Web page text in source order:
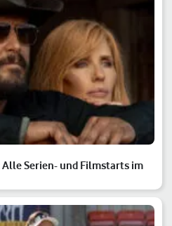
Alle Serien- und Filmstarts im